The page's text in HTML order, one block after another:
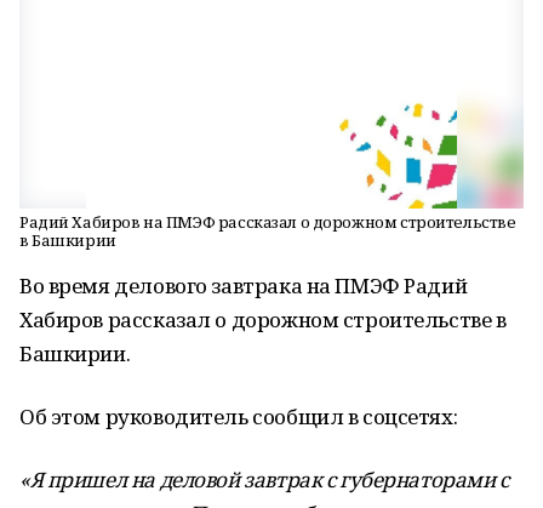
Радий Хабиров на ПМЭФ рассказал о дорожном строительстве
в Башкирии
Во время делового завтрака на ПМЭФ Радий
Хабиров рассказал о дорожном строительстве в
Башкирии.
Об этом руководитель сообщил в соцсетях:
«Я пришел на деловой завтрак с губернаторами с